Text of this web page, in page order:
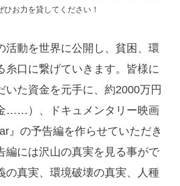
ひお力を貸してください！
活動を世界に公開し、貧困、環
糸口に繋げていきます。皆様に
いた資金を元手に、約2000万円
……）、ドキュメンタリー映画
』の予告編を作らせていただき
編には沢山の真実を見る事がで
の真実、環境破壊の真実、人種